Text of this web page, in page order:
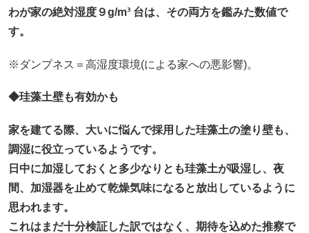
わが家の絶対湿度９g/m³ 台は、その両方を鑑みた数値で
す。
※ダンプネス＝高湿度環境(による家への悪影響)。
◆珪藻土壁も有効かも
家を建てる際、大いに悩んで採用した珪藻土の塗り壁も、
調湿に役立っているようです。
日中に加湿しておくと多少なりとも珪藻土が吸湿し、夜
間、加湿器を止めて乾燥気味になると放出しているように
思われます。
これはまだ十分検証した訳ではなく、期待を込めた推察で